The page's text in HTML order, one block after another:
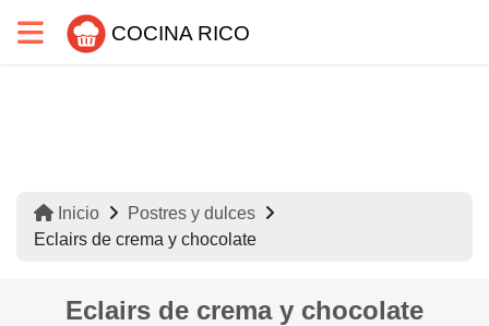
COCINA RICO
Inicio
Postres y dulces
Eclairs de crema y chocolate
Eclairs de crema y chocolate